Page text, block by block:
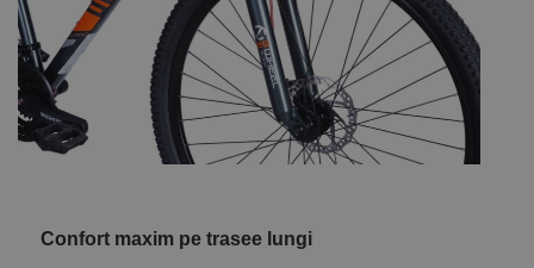
Confort maxim pe trasee lungi